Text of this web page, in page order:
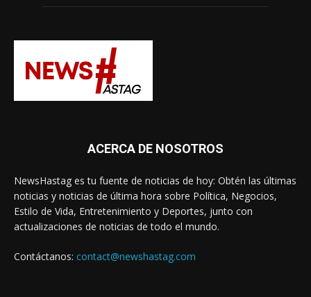
ACERCA DE NOSOTROS
NewsHastag es tu fuente de noticias de hoy: Obtén las últimas
noticias y noticias de última hora sobre Política, Negocios,
Estilo de Vida, Entretenimiento y Deportes, junto con
actualizaciones de noticias de todo el mundo.
Contáctanos: contact@newshastag.com